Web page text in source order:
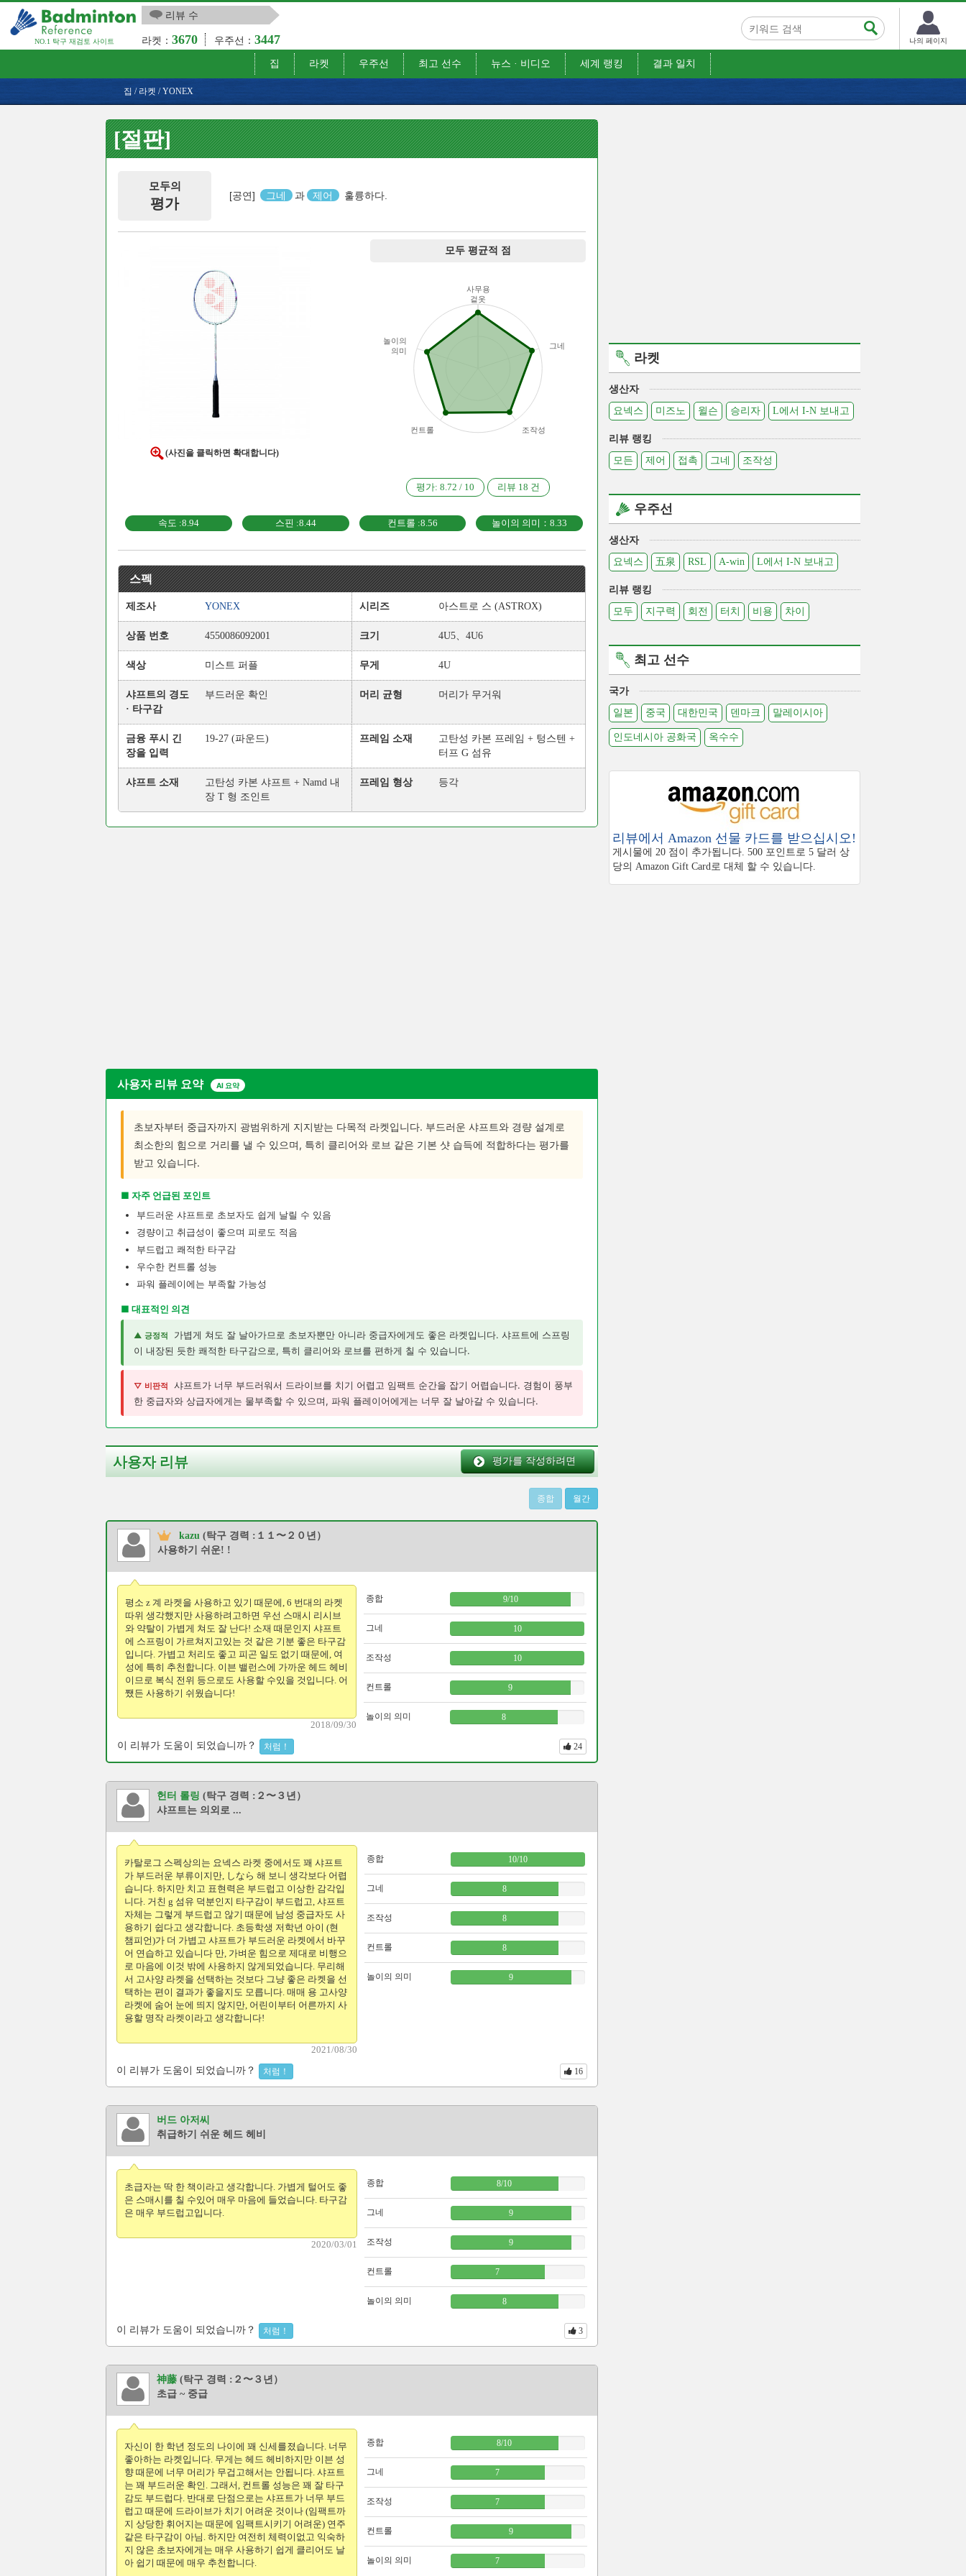
NO.1 탁구 재검토 사이트
리뷰 수
라켓：3670 우주선：3447 나의 페이지
집 라켓 우주선 최고 선수 뉴스 · 비디오 세계 랭킹 결과 일치
집 / 라켓 /YONEX
[절판]
모두의
평가 [공연] 그네 과 제어 훌륭하다.
(사진을 클릭하면 확대합니다)
모두 평균적 점
사무용
겉옷
그네
조작성
컨트롤
놀이의
의미
평가: 8.72 / 10 리뷰 18 건
속도 :8.94 스핀 :8.44 컨트롤 :8.56 놀이의 의미：8.33
스펙
제조사 YONEX 시리즈 아스트로 스 (ASTROX)
상품 번호 4550086092001 크기 4U5、4U6
색상 미스트 퍼플 무게 4U
샤프트의 경도
· 타구감
부드러운 확인 머리 균형 머리가 무거워
금융 푸시 긴
장을 입력
19-27 (파운드) 프레임 소재
고탄성 카본 프레임 + 텅스텐 +
터프 G 섬유
샤프트 소재
고탄성 카본 샤프트 + Namd 내
장 T 형 조인트
프레임 형상 등각
사용자 리뷰 요약 AI 요약
초보자부터 중급자까지 광범위하게 지지받는 다목적 라켓입니다. 부드러운 샤프트와 경량 설계로
최소한의 힘으로 거리를 낼 수 있으며, 특히 클리어와 로브 같은 기본 샷 습득에 적합하다는 평가를
받고 있습니다.
■ 자주 언급된 포인트
부드러운 샤프트로 초보자도 쉽게 날릴 수 있음
경량이고 취급성이 좋으며 피로도 적음
부드럽고 쾌적한 타구감
우수한 컨트롤 성능
파워 플레이에는 부족할 가능성
■ 대표적인 의견
▲ 긍정적
가볍게 쳐도 잘 날아가므로 초보자뿐만 아니라 중급자에게도 좋은 라켓입니다. 샤프트에 스프링
이 내장된 듯한 쾌적한 타구감으로, 특히 클리어와 로브를 편하게 칠 수 있습니다.
▽ 비판적
샤프트가 너무 부드러워서 드라이브를 치기 어렵고 임팩트 순간을 잡기 어렵습니다. 경험이 풍부
한 중급자와 상급자에게는 물부족할 수 있으며, 파워 플레이어에게는 너무 잘 날아갈 수 있습니다.
사용자 리뷰 평가를 작성하려면
종합 월간
kazu (탁구 경력 :１１〜２０년）
사용하기 쉬운! !
평소 z 계 라켓을 사용하고 있기 때문에, 6 번대의 라켓
따위 생각했지만 사용하려고하면 우선 스매시 리시브
와 약탈이 가볍게 쳐도 잘 난다! 소재 때문인지 샤프트
에 스프링이 가르쳐지고있는 것 같은 기분 좋은 타구감
입니다. 가볍고 처리도 좋고 피곤 일도 없기 때문에, 여
성에 특히 추천합니다. 이븐 밸런스에 가까운 헤드 헤비
이므로 복식 전위 등으로도 사용할 수있을 것입니다. 어
쨌든 사용하기 쉬웠습니다!
2018/09/30
종합 9/10
그네 10
조작성 10
컨트롤 9
놀이의 의미 8
이 리뷰가 도움이 되었습니까？ 처럼！ 24
헌터 롤링 (탁구 경력 :２〜３년）
샤프트는 의외로 ...
카탈로그 스펙상의는 요넥스 라켓 중에서도 꽤 샤프트
가 부드러운 부류이지만, しなら 해 보니 생각보다 어렵
습니다. 하지만 치고 표현력은 부드럽고 이상한 감각입
니다. 거친 g 섬유 덕분인지 타구감이 부드럽고, 샤프트
자체는 그렇게 부드럽고 않기 때문에 남성 중급자도 사
용하기 쉽다고 생각합니다. 초등학생 저학년 아이 (현
챔피언)가 더 가볍고 샤프트가 부드러운 라켓에서 바꾸
어 연습하고 있습니다 만, 가벼운 힘으로 제대로 비행으
로 마음에 이것 밖에 사용하지 않게되었습니다. 무리해
서 고사양 라켓을 선택하는 것보다 그냥 좋은 라켓을 선
택하는 편이 결과가 좋을지도 모릅니다. 매매 용 고사양
라켓에 숨어 눈에 띄지 않지만, 어린이부터 어른까지 사
용할 명작 라켓이라고 생각합니다!
2021/08/30
종합 10/10
그네 8
조작성 8
컨트롤 8
놀이의 의미 9
이 리뷰가 도움이 되었습니까？ 처럼！ 16
버드 아저씨
취급하기 쉬운 헤드 헤비
초급자는 딱 한 책이라고 생각합니다. 가볍게 털어도 좋
은 스매시를 칠 수있어 매우 마음에 들었습니다. 타구감
은 매우 부드럽고입니다.
2020/03/01
종합 8/10
그네 9
조작성 9
컨트롤 7
놀이의 의미 8
이 리뷰가 도움이 되었습니까？ 처럼！ 3
神藤 (탁구 경력 :２〜３년）
초급 ~ 중급
자신이 한 학년 정도의 나이에 꽤 신세를졌습니다. 너무
좋아하는 라켓입니다. 무게는 헤드 헤비하지만 이븐 성
향 때문에 너무 머리가 무겁고해서는 안됩니다. 샤프트
는 꽤 부드러운 확인. 그래서, 컨트롤 성능은 꽤 잘 타구
감도 부드럽다. 반대로 단점으로는 샤프트가 너무 부드
럽고 때문에 드라이브가 치기 어려운 것이나 (임팩트까
지 상당한 휘어지는 때문에 임팩트시키기 어려운) 연주
같은 타구감이 아님. 하지만 여전히 체력이없고 익숙하
지 않은 초보자에게는 매우 사용하기 쉽게 클리어도 날
아 쉽기 때문에 매우 추천합니다.
종합 8/10
그네 7
조작성 7
컨트롤 9
놀이의 의미 7
라켓
생산자
요넥스
미즈노 윌슨 승리자 L에서 I-N 보내고
리뷰 랭킹
모든
제어 접촉 그네 조작성
우주선
생산자
요넥스
五泉 RSL A-win L에서 I-N 보내고
리뷰 랭킹
모두
지구력 회전 터치 비용 차이
최고 선수
국가
일본
중국 대한민국 덴마크 말레이시아
인도네시아 공화국 옥수수
리뷰에서 Amazon 선물 카드를 받으십시오!
게시물에 20 점이 추가됩니다. 500 포인트로 5 달러 상
당의 Amazon Gift Card로 대체 할 수 있습니다.